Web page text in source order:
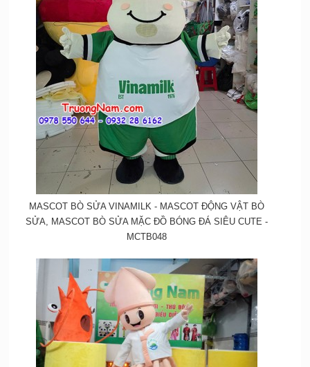
MASCOT BÒ SỬA VINAMILK - MASCOT ĐỘNG VẬT BÒ
SỬA, MASCOT BÒ SỬA MẶC ĐỒ BÓNG ĐÁ SIÊU CUTE -
MCTB048